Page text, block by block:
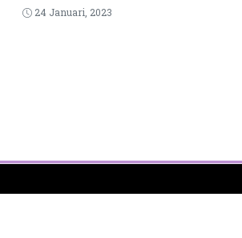
24 Januari, 2023